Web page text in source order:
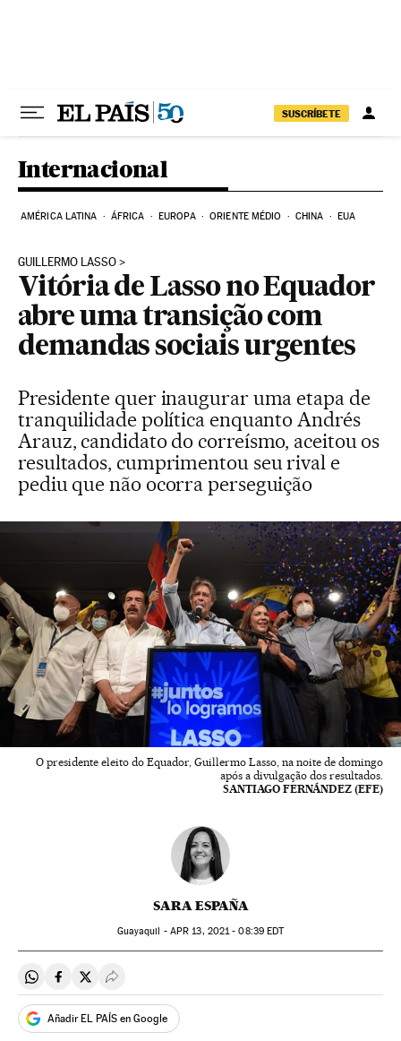
SUSCRÍBETE
Internacional
AMÉRICA LATINA ÁFRICA EUROPA ORIENTE MÉDIO CHINA EUA
GUILLERMO LASSO
Vitória de Lasso no Equador
abre uma transição com
demandas sociais urgentes
Presidente quer inaugurar uma etapa de
tranquilidade política enquanto Andrés
Arauz, candidato do correísmo, aceitou os
resultados, cumprimentou seu rival e
pediu que não ocorra perseguição
O presidente eleito do Equador, Guillermo Lasso, na noite de domingo
após a divulgação dos resultados.
SANTIAGO FERNÁNDEZ (EFE)
SARA ESPAÑA
Guayaquil - APR 13, 2021 - 08:39EDT
Compartir en Whatsapp
Compartir en Facebook
Compartir en Twitter
Desplegar Redes Sociales
Añadir EL PAÍS en Google